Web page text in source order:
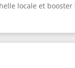
locale et booster